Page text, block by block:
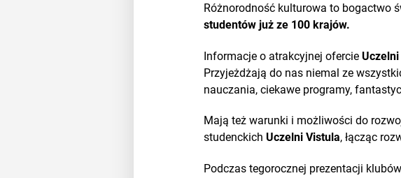
Różnorodność kulturowa to bogactwo
studentów już ze 100 krajów.
Informacje o atrakcyjnej ofercie
Przyjeżdżają do nas niemal ze
nauczania, ciekawe programy,
Mają też warunki i możliwości do
studenckichUczelni Vistula, łącząc
Podczas tegorocznej prezentacji